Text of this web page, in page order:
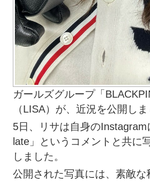
ガールズグループ「
（LISA）が、近況を公開しま
5日、リサは自身のInstagram
late」というコメントと共に
しました。
公開された写真には、素敵な